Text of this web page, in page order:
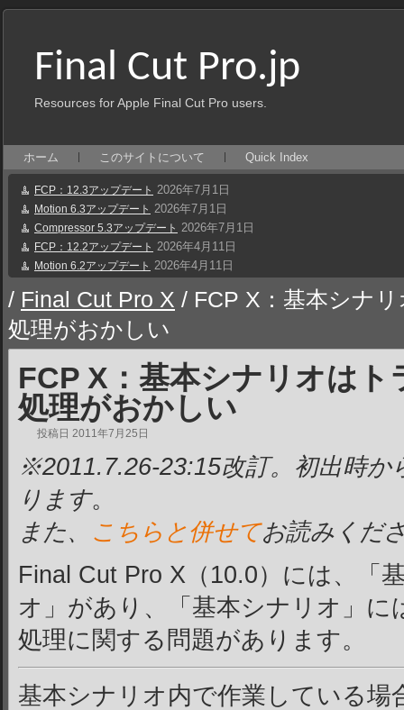
Final Cut Pro.jp
Resources for Apple Final Cut Pro users.
ホーム このサイトについて Quick Index
FCP：12.3アップデート 2026年7月1日
Motion 6.3アップデート 2026年7月1日
Compressor 5.3アップデート 2026年7月1日
FCP：12.2アップデート 2026年4月11日
Motion 6.2アップデート 2026年4月11日
/ Final Cut Pro X / FCP X：基本シナ
処理がおかしい
FCP X：基本シナリオは
処理がおかしい
投稿日 2011年7月25日
※2011.7.26-23:15改訂。初出時か
ります。
また、 こちらと併せてお読みくだ
Final Cut Pro X（10.0）には、「
オ」があり、「基本シナリオ」
処理に関する問題があります。
基本シナリオ内で作業している場